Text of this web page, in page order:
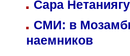
Сара
СМИ: в
наемников